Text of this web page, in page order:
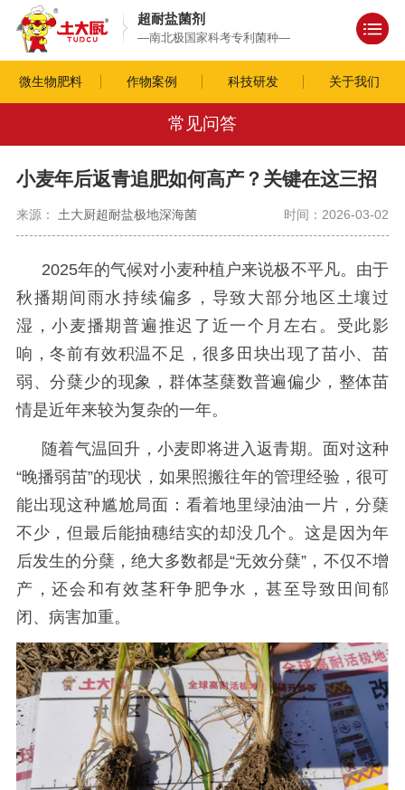
超耐盐菌剂
—南北极国家科考专利菌种—
微生物肥料 作物案例 科技研发 关于我们
常见问答
小麦年后返青追肥如何高产？关键在这三招
来源： 土大厨超耐盐极地深海菌 时间：2026-03-02
2025年的气候对小麦种植户来说极不平凡。由于
秋播期间雨水持续偏多，导致大部分地区土壤过
湿，小麦播期普遍推迟了近一个月左右。受此影
响，冬前有效积温不足，很多田块出现了苗小、苗
弱、分蘖少的现象，群体茎蘖数普遍偏少，整体苗
情是近年来较为复杂的一年。
随着气温回升，小麦即将进入返青期。面对这种
“晚播弱苗”的现状，如果照搬往年的管理经验，很可
能出现这种尴尬局面：看着地里绿油油一片，分蘖
不少，但最后能抽穗结实的却没几个。这是因为年
后发生的分蘖，绝大多数都是“无效分蘖”，不仅不增
产，还会和有效茎秆争肥争水，甚至导致田间郁
闭、病害加重。